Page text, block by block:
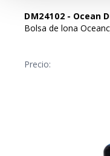
DM24102 - Ocean
Bolsa de lona
Precio: